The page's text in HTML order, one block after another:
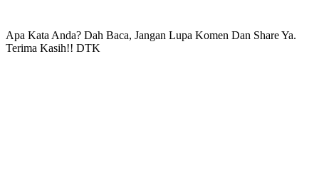
Apa Kata Anda? Dah Baca, Jangan Lupa Komen Dan Share Ya.
Terima Kasih!! DTK